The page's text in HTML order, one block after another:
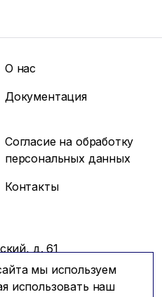
мы используем
использовать наш
О нас
Документация
Согласие на обработку
персональных данных
Контакты
д. 61
с нами